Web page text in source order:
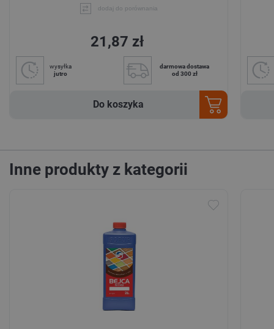
dodaj do porównania
21,87 zł
wysyłka
jutro
darmowa dostawa
od 300 zł
Do koszyka
Inne produkty z kategorii